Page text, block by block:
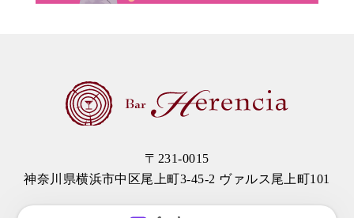
〒231-0015
神奈川県横浜市中区尾上町3-45-2 ヴァルス尾上町101